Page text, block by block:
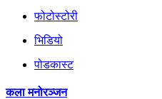
फोटोस्टोरी
भिडियो
पोडकास्ट
कला मनोरञ्जन